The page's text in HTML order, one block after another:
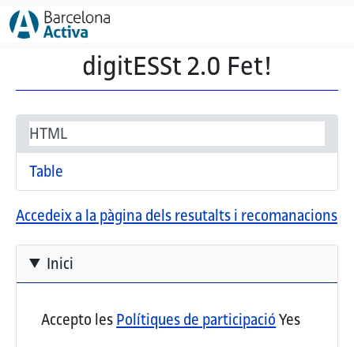
Vés al contingut
digitESSt 2.0 Fet!
Secondary tabs
HTML
(pestanya activa)
Table
Accedeix a la pàgina dels resutalts i recomanacions
Inici
Accepto lesPolítiques de participacióYes